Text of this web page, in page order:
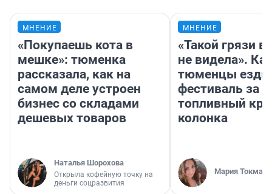
МНЕНИЕ
«Покупаешь кота в
мешке»: тюменка
рассказала, как на
самом деле устроен
бизнес со складами
дешевых товаров
Наталья Шорохова
Открыла кофейную точку на
деньги соцразвития
МНЕНИЕ
«Такой грязи
не видела».
тюменцы
фестиваль за
топливный
колонка
Мария